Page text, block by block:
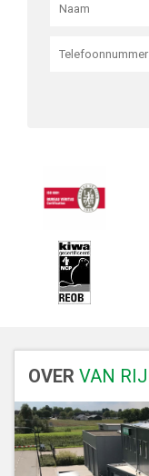
OVER VAN